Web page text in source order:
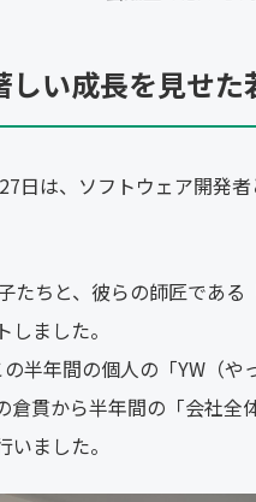
しい成長を見せた
日は、ソフトウェア開発
たちと、彼らの師匠であ
ました。
半年間の個人の「YW（
倉貫から半年間の「会社
ました。